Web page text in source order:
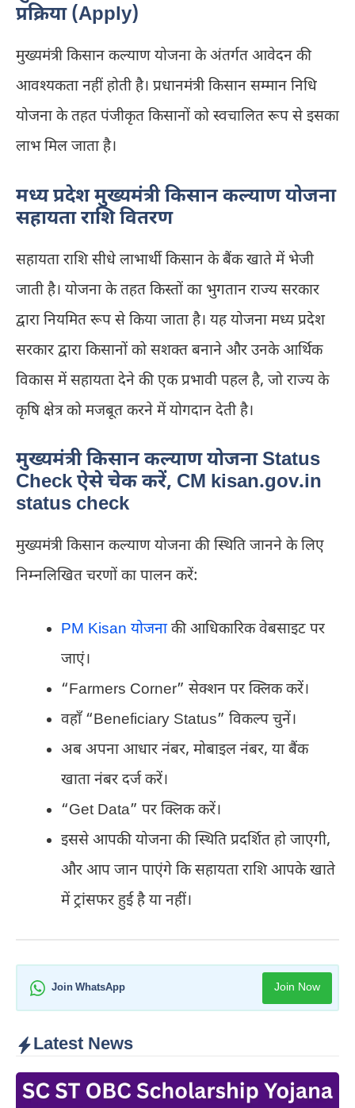
प्रक्रिया (Apply)
मुख्यमंत्री किसान कल्याण योजना के अंतर्गत आवेदन की
आवश्यकता नहीं होती है। प्रधानमंत्री किसान सम्मान निधि
योजना के तहत पंजीकृत किसानों को स्वचालित रूप से इसका
लाभ मिल जाता है।
मध्य प्रदेश मुख्यमंत्री किसान कल्याण योजना
सहायता राशि वितरण
सहायता राशि सीधे लाभार्थी किसान के बैंक खाते में भेजी
जाती है। योजना के तहत किस्तों का भुगतान राज्य सरकार
द्वारा नियमित रूप से किया जाता है। यह योजना मध्य प्रदेश
सरकार द्वारा किसानों को सशक्त बनाने और उनके आर्थिक
विकास में सहायता देने की एक प्रभावी पहल है, जो राज्य के
कृषि क्षेत्र को मजबूत करने में योगदान देती है।
मुख्यमंत्री किसान कल्याण योजना Status
Check ऐसे चेक करें, CM kisan.gov.in
status check
मुख्यमंत्री किसान कल्याण योजना की स्थिति जानने के लिए
निम्नलिखित चरणों का पालन करें:
PM Kisan योजनाकी आधिकारिक वेबसाइट पर
जाएं।
“Farmers Corner” सेक्शन पर क्लिक करें।
वहाँ “Beneficiary Status” विकल्प चुनें।
अब अपना आधार नंबर, मोबाइल नंबर, या बैंक
खाता नंबर दर्ज करें।
“Get Data” पर क्लिक करें।
इससे आपकी योजना की स्थिति प्रदर्शित हो जाएगी,
और आप जान पाएंगे कि सहायता राशि आपके खाते
में ट्रांसफर हुई है या नहीं।
Join WhatsApp Join Now
Latest News